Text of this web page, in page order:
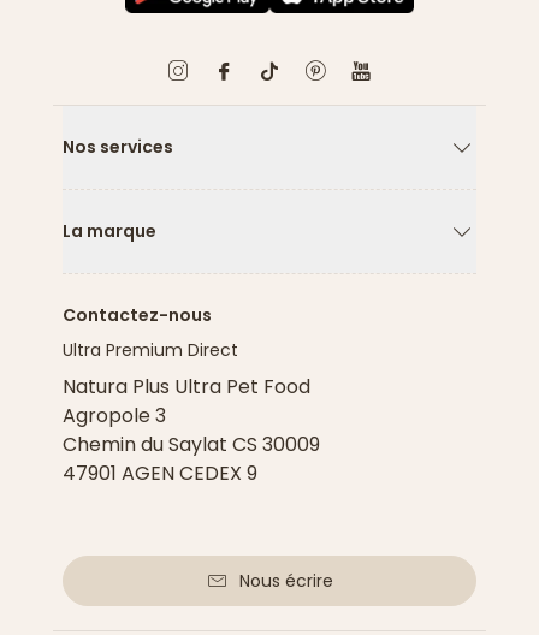
Nos services
La marque
Contactez-nous
Ultra Premium Direct
Natura Plus Ultra Pet Food
Agropole 3
Chemin du Saylat CS 30009
47901 AGEN CEDEX 9
Nous écrire